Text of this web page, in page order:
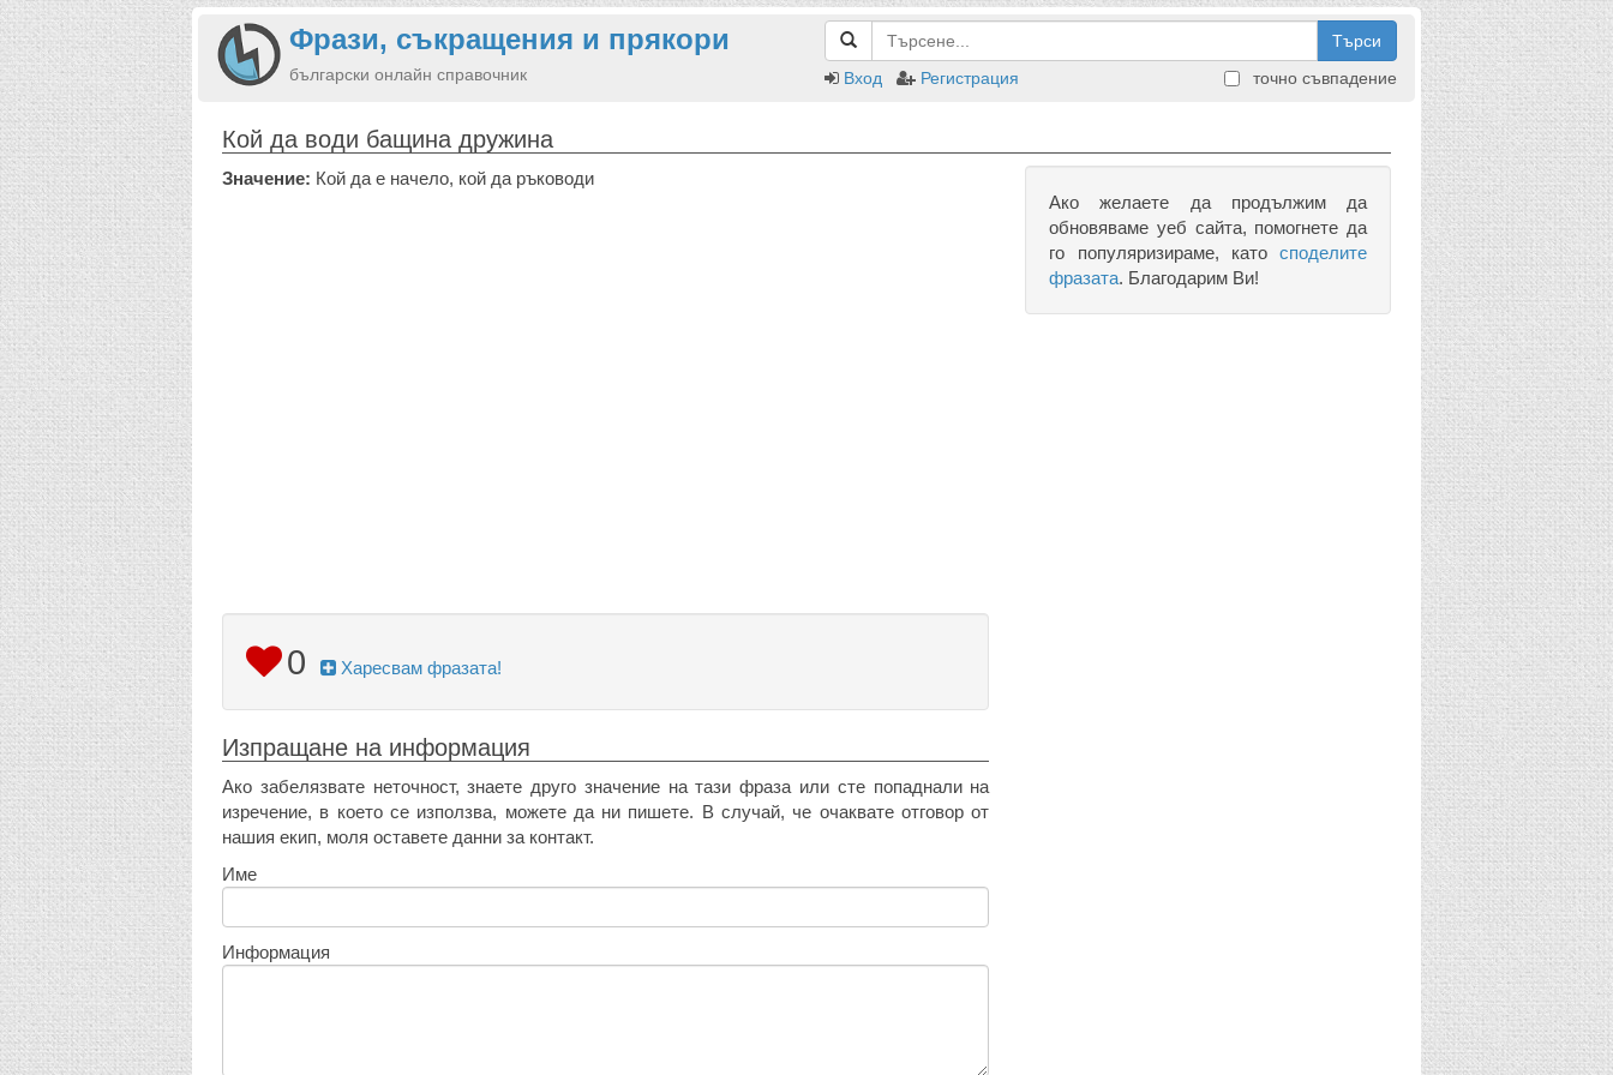
Фрази, съкращения и прякори
български онлайн справочник
Търси
Вход
Регистрация точно съвпадение
Кой да води бащина дружина
Значение: Кой да е начело, кой да ръководи
0 Харесвам фразата!
Изпращане на информация
Ако забелязвате неточност, знаете друго значение на тази фраза или сте попаднали на
изречение, в което се използва, можете да ни пишете. В случай, че очаквате отговор от
нашия екип, моля оставете данни за контакт.
Име
Информация
Ако желаете да продължим да
обновяваме уеб сайта, помогнете да
го популяризираме, като споделите
фразата. Благодарим Ви!